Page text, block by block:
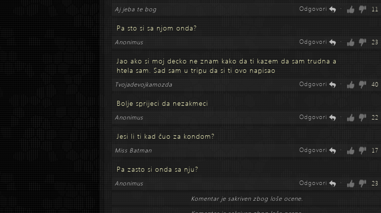
Aj jeba te bog 11
Odgovori ·
Pa sto si sa njom onda?
Anonimus 23
Odgovori ·
Jao ako si moj decko ne znam kako da ti kazem da sam trudna a
htela sam. Sad sam u tripu da si ti ovo napisao
Tvojadevojkamozda 40
Odgovori ·
Bolje sprijeci da nezakmeci
Anonimus 22
Odgovori ·
Jesi li ti kad čuo za kondom?
Miss Batman 17
Odgovori ·
Pa zasto si onda sa nju?
Anonimus 23
Odgovori ·
Komentar je sakriven zbog loše ocene.